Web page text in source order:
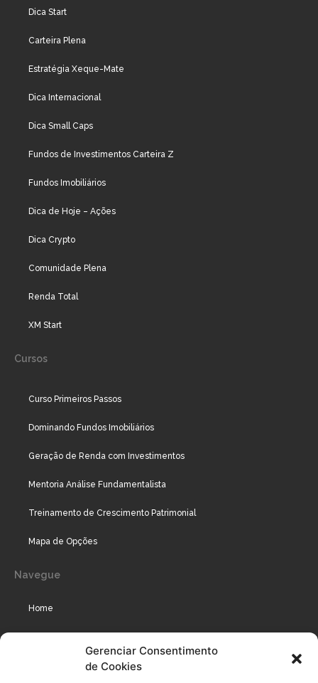
Gerenciar Consentimento
de Cookies
Dica Start
Carteira Plena
Estratégia Xeque-Mate
Dica Internacional
Dica Small Caps
Fundos de Investimentos Carteira Z
Fundos Imobiliários
Dica de Hoje – Ações
Dica Crypto
Comunidade Plena
Renda Total
XM Start
Cursos
Curso Primeiros Passos
Dominando Fundos Imobiliários
Geração de Renda com Investimentos
Mentoria Análise Fundamentalista
Treinamento de Crescimento Patrimonial
Mapa de Opções
Navegue
Home